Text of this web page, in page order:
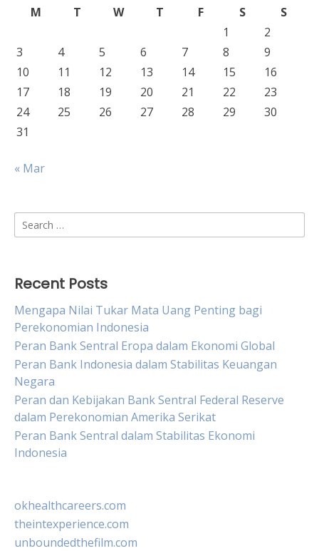
M
T W T F S
S
1
2
3
4 5 6 7 8
9
10
11 12 13 14 15
16
17
18 19 20 21 22
23
24
25 26 27 28 29
30
31
« Mar
Search
for:
Recent Posts
Mengapa Nilai Tukar Mata Uang Penting bagi
Perekonomian Indonesia
Peran Bank Sentral Eropa dalam Ekonomi Global
Peran Bank Indonesia dalam Stabilitas Keuangan
Negara
Peran dan Kebijakan Bank Sentral Federal Reserve
dalam Perekonomian Amerika Serikat
Peran Bank Sentral dalam Stabilitas Ekonomi
Indonesia
okhealthcareers.com
theintexperience.com
unboundedthefilm.com